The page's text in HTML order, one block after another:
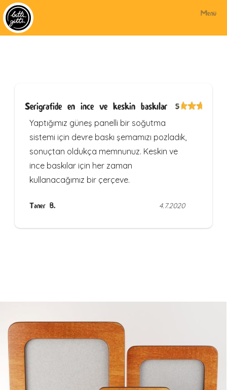
Menü
Serigrafide en ince ve keskin baskılar 5
Yaptığımız güneş panelli bir soğutma
sistemi için devre baskı şemamızı pozladık,
sonuçtan oldukça memnunuz. Keskin ve
ince baskılar için her zaman
kullanacağımız bir çerçeve.
Taner B. 4.7.2020